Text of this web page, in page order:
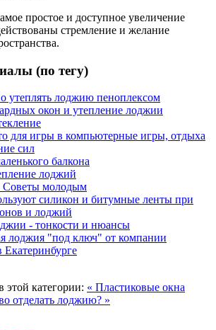
простое и доступное увеличение
стремление и желание
(по тегу)
утеплять лоджию пеноплексом
окон и утепление лоджии
для игры в компьютерные игры, отдыха
сил
балкона
лоджий
Советы молодым
силикон и битумные ленты при
и лоджий
- тонкости и нюансы
лоджия "под ключ" от компании
этой категории: « Пластиковые окна
отделать лоджию? »